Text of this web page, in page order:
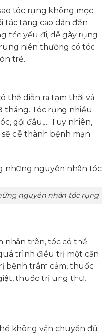
tóc rụng không mọc
tác tăng cao dẫn đến
tóc yếu đi, dễ gãy rụng
niên thường có tóc
trẻ.
thể diễn ra tạm thời và
tháng. Tóc rụng nhiều
gội đầu,… Tuy nhiên,
dễ thành bệnh mạn
nguyên nhân tóc rụng
nhân trên, tóc có thể
trình điều trị một căn
bệnh trầm cảm, thuốc
thuốc trị ung thư,
không vận chuyển đủ